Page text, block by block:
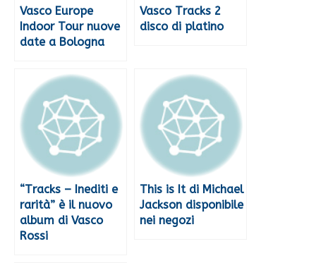
Vasco Europe
Indoor Tour nuove
date a Bologna
Vasco Tracks 2
disco di platino
“Tracks – Inediti e
rarità” è il nuovo
album di Vasco
Rossi
This is It di Michael
Jackson disponibile
nei negozi